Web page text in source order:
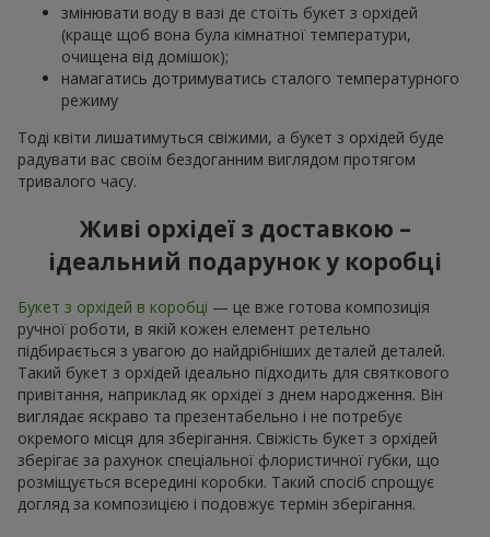
змінювати воду в вазі де стоїть букет з орхідей
(краще щоб вона була кімнатної температури,
очищена від домішок);
намагатись дотримуватись сталого температурного
режиму
Тоді квіти лишатимуться свіжими, а букет з орхідей буде
радувати вас своїм бездоганним виглядом протягом
тривалого часу.
Живі орхідеї з доставкою –
ідеальний подарунок у коробці
Букет з орхідей в коробці — це вже готова композиція
ручної роботи, в якій кожен елемент ретельно
підбирається з увагою до найдрібніших деталей деталей.
Такий букет з орхідей ідеально підходить для святкового
привітання, наприклад як орхідеї з днем народження. Він
виглядає яскраво та презентабельно і не потребує
окремого місця для зберігання. Свіжість букет з орхідей
зберігає за рахунок спеціальної флористичної губки, що
розміщується всередині коробки. Такий спосіб спрощує
догляд за композицією і подовжує термін зберігання.